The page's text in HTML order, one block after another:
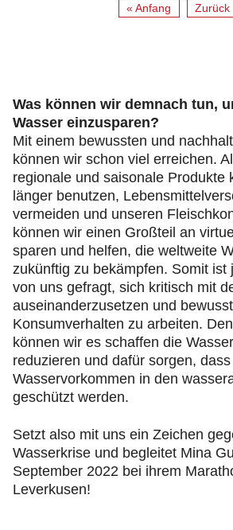
« Anfang Zurück
Was können wir demnach tun,
Wasser einzusparen?
Mit einem bewussten und
können wir schon viel erreichen.
regionale und saisonale Produkte
länger benutzen,
vermeiden und unseren
können wir einen Großteil an
sparen und helfen, die weltweite
zukünftig zu bekämpfen. Somit ist
von uns gefragt, sich kritisch mit
auseinanderzusetzen und
Konsumverhalten zu arbeiten.
können wir es schaffen die
reduzieren und dafür sorgen,
Wasservorkommen in den
geschützt werden.
Setzt also mit uns ein Zeichen
Wasserkrise und begleitet Mina
September 2022 bei ihrem
Leverkusen!